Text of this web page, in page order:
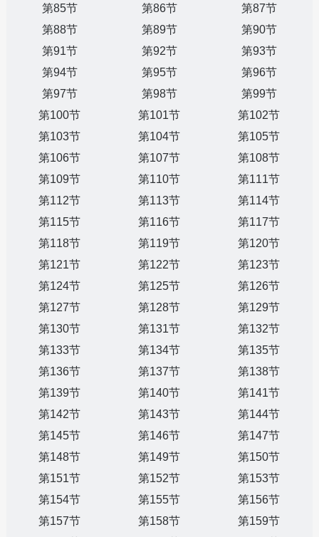
第85节
第86节
第87节
第88节
第89节
第90节
第91节
第92节
第93节
第94节
第95节
第96节
第97节
第98节
第99节
第100节
第101节
第102节
第103节
第104节
第105节
第106节
第107节
第108节
第109节
第110节
第111节
第112节
第113节
第114节
第115节
第116节
第117节
第118节
第119节
第120节
第121节
第122节
第123节
第124节
第125节
第126节
第127节
第128节
第129节
第130节
第131节
第132节
第133节
第134节
第135节
第136节
第137节
第138节
第139节
第140节
第141节
第142节
第143节
第144节
第145节
第146节
第147节
第148节
第149节
第150节
第151节
第152节
第153节
第154节
第155节
第156节
第157节
第158节
第159节